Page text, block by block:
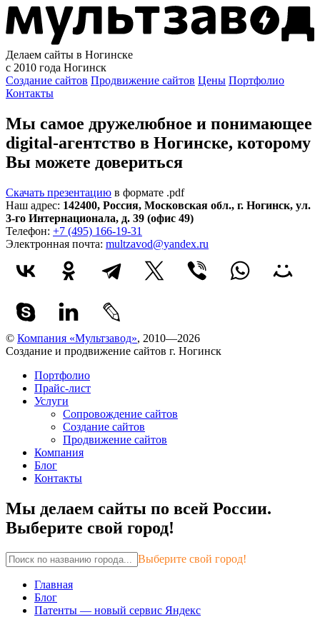
Делаем сайты в Ногинске
с 2010 года Ногинск
Создание сайтов Продвижение сайтов Цены Портфолио
Контакты
Мы самое дружелюбное и понимающее
digital-агентство в Ногинске, которому
Вы можете довериться
Скачать презентацию в формате .pdf
Наш адрес: 142400, Россия, Московская обл., г. Ногинск, ул.
3-го Интернационала, д. 39 (офис 49)
Телефон: +7 (495) 166-19-31
Электронная почта: multzavod@yandex.ru
© Компания «Мультзавод», 2010—2026
Создание и продвижение сайтов г. Ногинск
Портфолио
Прайс-лист
Услуги
Сопровождение сайтов
Создание сайтов
Продвижение сайтов
Компания
Блог
Контакты
Мы делаем сайты по всей России.
Выберите свой город!
Выберите свой город!
Главная
Блог
Патенты — новый сервис Яндекс